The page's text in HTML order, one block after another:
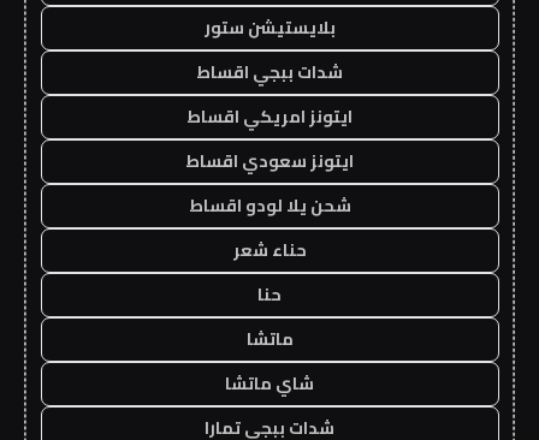
بلايستيشن ستور
شدات ببجي اقساط
ايتونز امريكي اقساط
ايتونز سعودي اقساط
شحن يلا لودو اقساط
حناء شعر
حنا
ماتشا
شاي ماتشا
شدات ببجي تمارا